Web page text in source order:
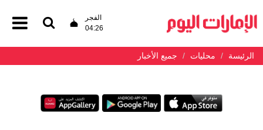
الفجر
04:26
الرئيسة محليات جميع الأخبار